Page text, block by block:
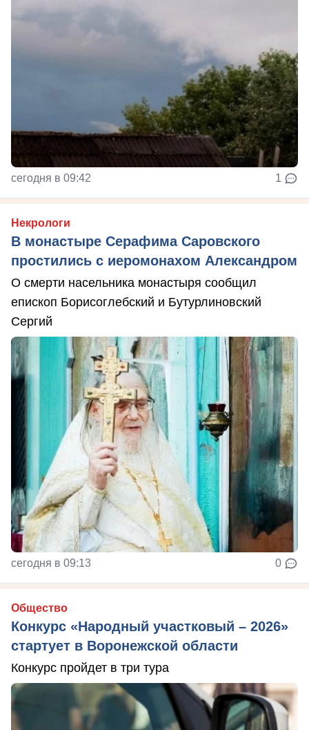
сегодня в 09:42 1
Некрологи
В монастыре Серафима Саровского
простились с иеромонахом Александром
О смерти насельника монастыря сообщил
епископ Борисоглебский и Бутурлиновский
Сергий
сегодня в 09:13 0
Общество
Конкурс «Народный участковый – 2026»
стартует в Воронежской области
Конкурс пройдет в три тура